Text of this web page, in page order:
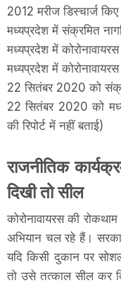
2012 मरीज डिस्चार्ज
मध्यप्रदेश में संक्रमित
मध्यप्रदेश में
मध्यप्रदेश में
22 सितंबर 2020 को
22 सितंबर 2020 को
की रिपोर्ट में नहीं बताई)
राजनीतिक
दिखी तो सील
कोरोनावायरस की
अभियान चल रहे हैं।
यदि किसी दुकान पर
तो उसे तत्काल सील कर